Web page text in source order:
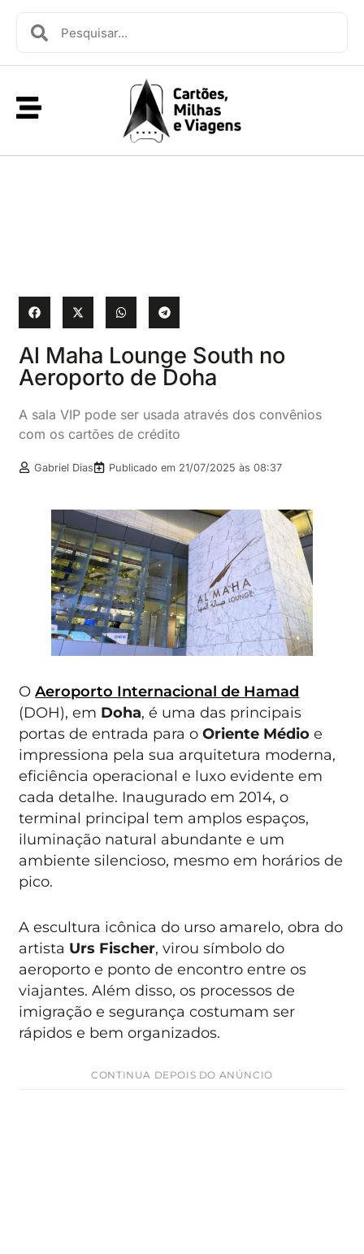
Al Maha Lounge South no
Aeroporto de Doha
A sala VIP pode ser usada através dos convênios
com os cartões de crédito
Gabriel Dias Publicado em 21/07/2025 às 08:37
OAeroporto Internacional de Hamad
(DOH), em Doha, é uma das principais
portas de entrada para oOriente Médio e
impressiona pela sua arquitetura moderna,
eficiência operacional e luxo evidente em
cada detalhe. Inaugurado em 2014, o
terminal principal tem amplos espaços,
iluminação natural abundante e um
ambiente silencioso, mesmo em horários de
pico.
A escultura icônica do urso amarelo, obra do
artista Urs Fischer, virou símbolo do
aeroporto e ponto de encontro entre os
viajantes. Além disso, os processos de
imigração e segurança costumam ser
rápidos e bem organizados.
CONTINUA DEPOIS DO ANÚNCIO